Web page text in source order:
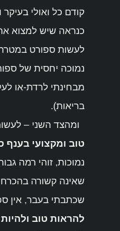
קודם כל ואולי
כנראה שיש למצוא
לעשות ספורט
נמוכה יחסית של
מבחינתי לרדת-או
ומהצד השני –
טוב ומקצועי בענף
נמוכות, זוהי רמה
שאינה קשורה בהכרח
שכתבתי בעבר, אין
להראות טוב